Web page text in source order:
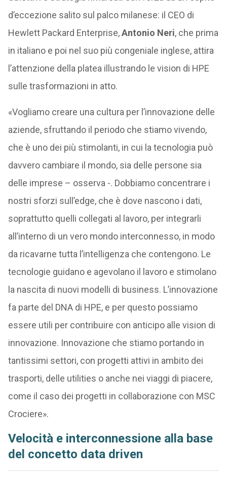
d’eccezione salito sul palco milanese: il CEO di
Hewlett Packard Enterprise,Antonio Neri, che prima
in italiano e poi nel suo più congeniale inglese, attira
l’attenzione della platea illustrando le vision di HPE
sulle trasformazioni in atto.
«Vogliamo creare una cultura per l’innovazione delle
aziende, sfruttando il periodo che stiamo vivendo,
che è uno dei più stimolanti, in cui la tecnologia può
davvero cambiare il mondo, sia delle persone sia
delle imprese – osserva -. Dobbiamo concentrare i
nostri sforzi sull’edge, che è dove nascono i dati,
soprattutto quelli collegati al lavoro, per integrarli
all’interno di un vero mondo interconnesso, in modo
da ricavarne tutta l’intelligenza che contengono. Le
tecnologie guidano e agevolano il lavoro e stimolano
la nascita di nuovi modelli di business. L’innovazione
fa parte del DNA di HPE, e per questo possiamo
essere utili per contribuire con anticipo alle vision di
innovazione. Innovazione che stiamo portando in
tantissimi settori, con progetti attivi in ambito dei
trasporti, delle utilities o anche nei viaggi di piacere,
come il caso dei progetti in collaborazione con MSC
Crociere».
Velocità e interconnessione alla base
del concetto data driven